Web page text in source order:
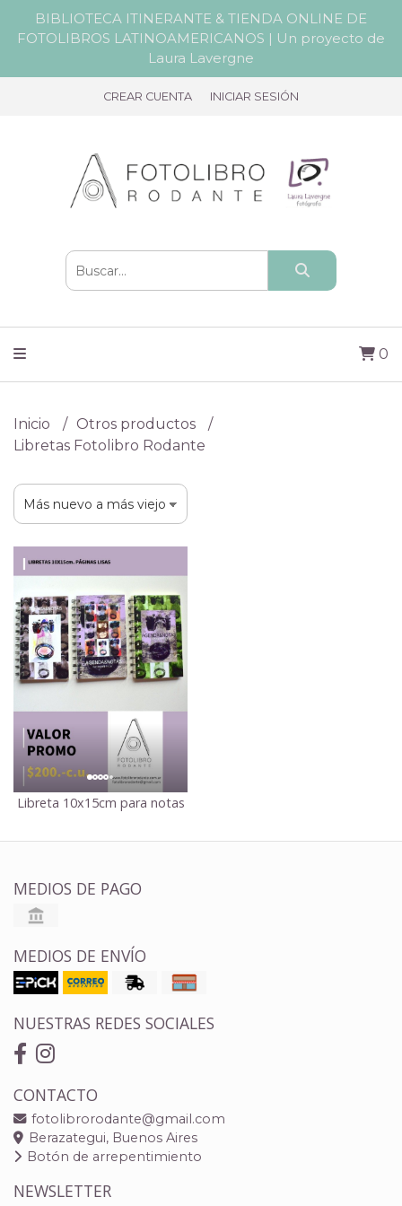
BIBLIOTECA ITINERANTE & TIENDA ONLINE DE
FOTOLIBROS LATINOAMERICANOS | Un proyecto de
Laura Lavergne
CREAR CUENTA INICIAR SESIÓN
0
Inicio
Otros productos
Libretas Fotolibro Rodante
Libreta 10x15cm para notas
MEDIOS DE PAGO
MEDIOS DE ENVÍO
NUESTRAS REDES SOCIALES
CONTACTO
fotolibrorodante@gmail.com
Berazategui, Buenos Aires
Botón de arrepentimiento
NEWSLETTER